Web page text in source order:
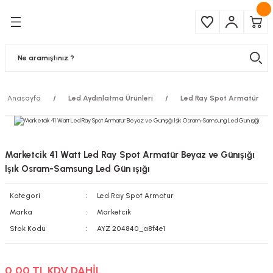
Anasayfa Led Aydınlatma Ürünleri Led Ray Spot Armatür
Marketcik 41 Watt Led Ray Spot Armatür Beyaz ve Günışığı
Işık Osram-Samsung Led Gün ışığı
Kategori
Led Ray Spot Armatür
Marka
Marketcik
Stok Kodu
AYZ 204840_a8f4e1
0,00 TL KDV DAHİL